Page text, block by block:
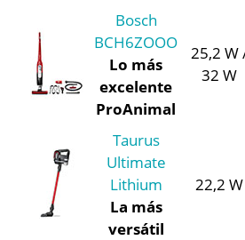
Bosch
BCH6ZOOO
Lo más
excelente
ProAnimal
25,2 W
32 W
Taurus
Ultimate
Lithium
La más
versátil
22,2 W